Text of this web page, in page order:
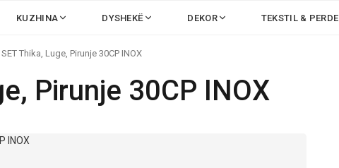
KUZHINA DYSHEKË DEKOR TEKSTIL & PERDE
SET Thika, Luge, Pirunje 30CP INOX
Pirunje 30CP INOX